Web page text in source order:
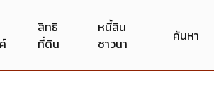
สิทธิ
ที่ดิน
หนี้สิน
ชาวนา
ค้นหา